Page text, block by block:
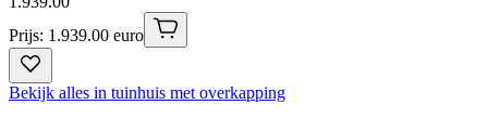
Prijs: 1.939.00 euro
Bekijk alles in tuinhuis met overkapping